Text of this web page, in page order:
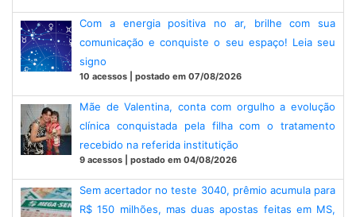
Com a energia positiva no ar, brilhe com sua
comunicação e conquiste o seu espaço! Leia seu
signo
10 acessos | postado em 07/08/2026
Mãe de Valentina, conta com orgulho a evolução
clínica conquistada pela filha com o tratamento
recebido na referida institutição
9 acessos | postado em 04/08/2026
Sem acertador no teste 3040, prêmio acumula para
R$ 150 milhões, mas duas apostas feitas em MS,